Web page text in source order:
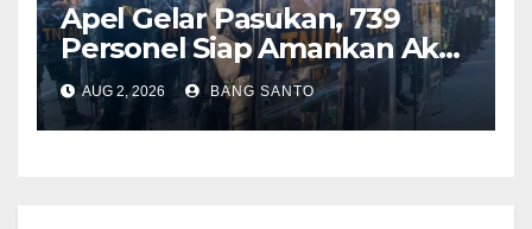
Apel Gelar Pasukan, 739
Personel Siap Amankan Aksi
Damai KNPB di Kantor MRP
Papua Tengah
AUG 2, 2026 BANG SANTO